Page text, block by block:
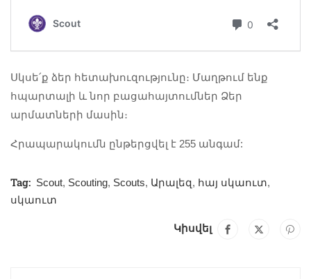
Սկսե՛ք ձեր հետախուզությունը։ Մաղթում ենք
հպարտալի և նոր բացահայտումներ Ձեր
արմատների մասին։
Հրապարակումն ընթերցվել է 255 անգամ:
Tag: Scout, Scouting, Scouts, Արալեզ, հայ սկաուտ,
սկաուտ
Կիսվել